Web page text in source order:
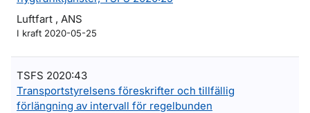
Luftfart , ANS
I kraft 2020-05-25
TSFS 2020:43
Transportstyrelsens föreskrifter och tillfällig
förlängning av intervall för regelbunden